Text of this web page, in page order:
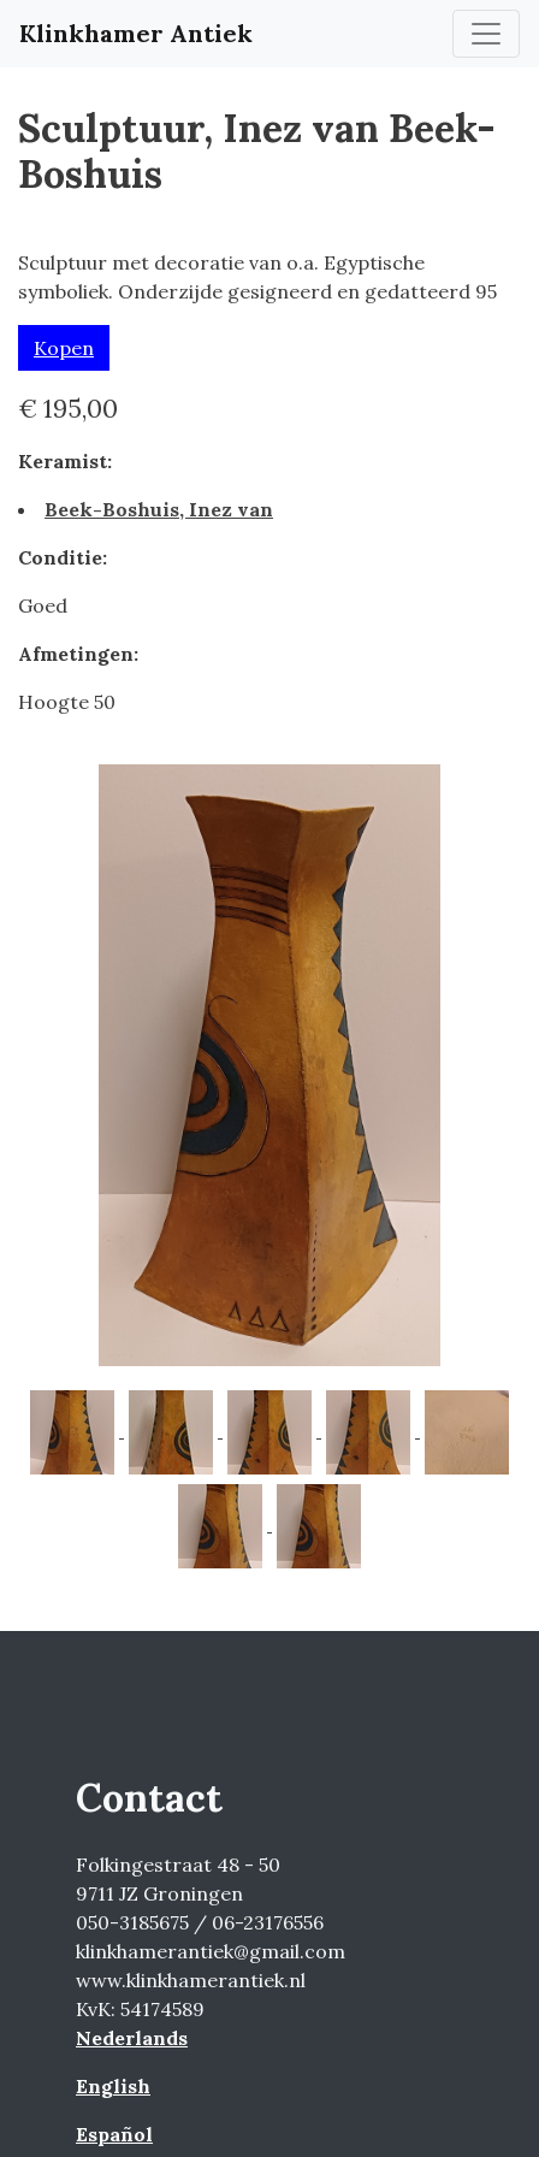
Klinkhamer Antiek
Sculptuur, Inez van Beek-
Boshuis
Sculptuur met decoratie van o.a. Egyptische
symboliek. Onderzijde gesigneerd en gedatteerd 95
Kopen
€ 195,00
Keramist:
Beek-Boshuis, Inez van
Conditie:
Goed
Afmetingen:
Hoogte 50
Contact
Folkingestraat 48 - 50
9711 JZ Groningen
050-3185675 / 06-23176556
klinkhamerantiek@gmail.com
www.klinkhamerantiek.nl
KvK: 54174589
Nederlands
English
Español